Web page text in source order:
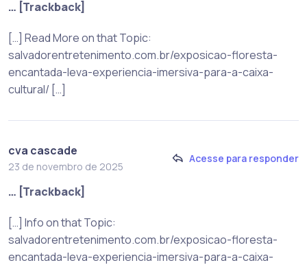
… [Trackback]
[…] Read More on that Topic:
salvadorentretenimento.com.br/exposicao-floresta-
encantada-leva-experiencia-imersiva-para-a-caixa-
cultural/ […]
cva cascade
23 de novembro de 2025
Acesse para responder
… [Trackback]
[…] Info on that Topic:
salvadorentretenimento.com.br/exposicao-floresta-
encantada-leva-experiencia-imersiva-para-a-caixa-